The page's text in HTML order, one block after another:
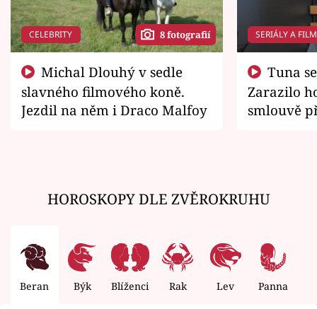
CELEBRITY 8 fotografií
slavného filmového koně.
Jezdil na něm i Draco Malfoy
SERIÁLY A
Zarazilo
smlouvě
HOROSKOPY DLE ZVĚROKRUHU
Beran Býk Blíženci Rak Lev Panna